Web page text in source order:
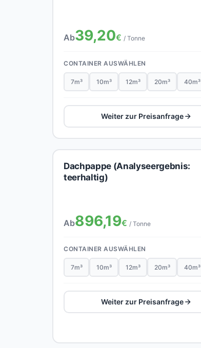
Ab39,20€ / Tonne
CONTAINER AUSWÄHLEN
7m³ 10m³ 12m³ 20m³ 40m³
Weiter zur Preisanfrage
Dachpappe (Analyseergebnis:
teerhaltig)
Ab896,19€ / Tonne
CONTAINER AUSWÄHLEN
7m³ 10m³ 12m³ 20m³ 40m³
Weiter zur Preisanfrage